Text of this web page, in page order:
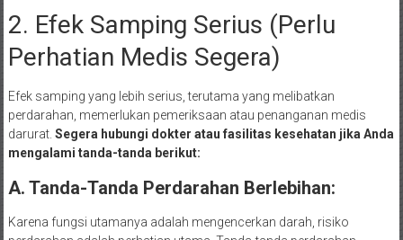
2. Efek Samping Serius (Perlu
Perhatian Medis Segera)
Efek samping yang lebih serius, terutama yang melibatkan
perdarahan, memerlukan pemeriksaan atau penanganan medis
darurat. Segera hubungi dokter atau fasilitas kesehatan jika Anda
mengalami tanda-tanda berikut:
A. Tanda-Tanda Perdarahan Berlebihan:
Karena fungsi utamanya adalah mengencerkan darah, risiko